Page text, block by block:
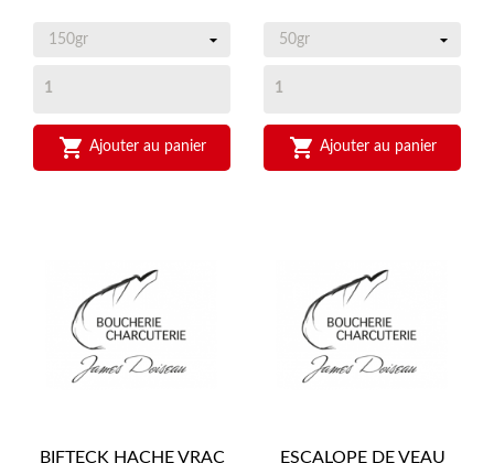
 Ajouter au panier  Ajouter au panier
BIFTECK HACHE VRAC ESCALOPE DE VEAU